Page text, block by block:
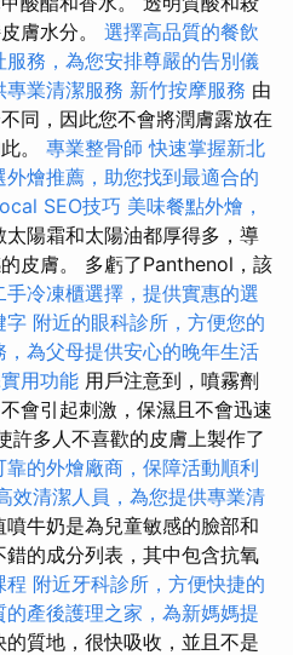
膚水分。 選擇高品質的餐飲
服務，為您安排尊嚴的告別儀
業清潔服務 新竹按摩服務 由
同，因此您不會將潤膚露放在
。 專業整骨師 快速掌握新北
外燴推薦，助您找到最適合的
SEO技巧 美味餐點外燴，
太陽霜和太陽油都厚得多，導
皮膚。 多虧了Panthenol，該
手冷凍櫃選擇，提供實惠的選
字 附近的眼科診所，方便您的
為父母提供安心的晚年生活
用功能 用戶注意到，噴霧劑
會引起刺激，保濕且不會迅速
許多人不喜歡的皮膚上製作了
靠的外燴廠商，保障活動順利
效清潔人員，為您提供專業清
牛奶是為兒童敏感的臉部和
的成分列表，其中包含抗氧
程 附近牙科診所，方便快捷的
的產後護理之家，為新媽媽提
質地，很快吸收，並且不是